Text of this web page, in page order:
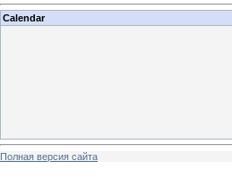
Calendar
Полная версия сайта